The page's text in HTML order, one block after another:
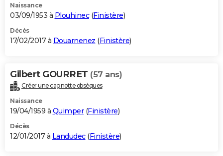
Naissance
03/09/1953 à Plouhinec(Finistère)
Décès
17/02/2017 à Douarnenez (Finistère)
Gilbert GOURRET (57 ans)
Créer une cagnotte obsèques
Naissance
19/04/1959 à Quimper(Finistère)
Décès
12/01/2017 à Landudec(Finistère)